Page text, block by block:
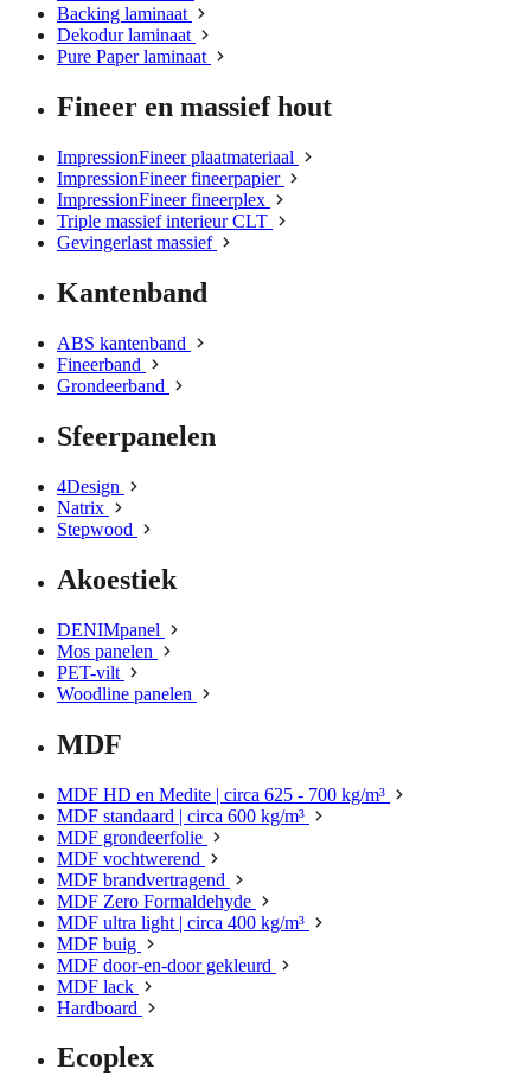
Backing laminaat
Dekodur laminaat
Pure Paper laminaat
Fineer en massief hout
ImpressionFineer plaatmateriaal
ImpressionFineer fineerpapier
ImpressionFineer fineerplex
Triple massief interieur CLT
Gevingerlast massief
Kantenband
ABS kantenband
Fineerband
Grondeerband
Sfeerpanelen
4Design
Natrix
Stepwood
Akoestiek
DENIMpanel
Mos panelen
PET-vilt
Woodline panelen
MDF
MDF HD en Medite | circa 625 - 700 kg/m³
MDF standaard | circa 600 kg/m³
MDF grondeerfolie
MDF vochtwerend
MDF brandvertragend
MDF Zero Formaldehyde
MDF ultra light | circa 400 kg/m³
MDF buig
MDF door-en-door gekleurd
MDF lack
Hardboard
Ecoplex